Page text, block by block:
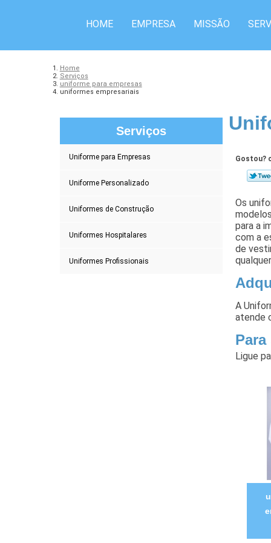
HOME EMPRESA MISSÃO
Home
Serviços
uniforme para empresas
uniformes empresariais
Serviços
Uniforme para Empresas
Uniforme Personalizado
Uniformes de Construção
Uniformes Hospitalares
Uniformes Profissionais
Gostou?
Os
para a
com a
de
A
atende
Ligue